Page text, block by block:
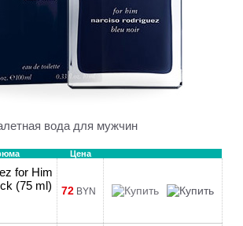
вода для мужчин
Цена
for Him
(75 ml)
72 BYN